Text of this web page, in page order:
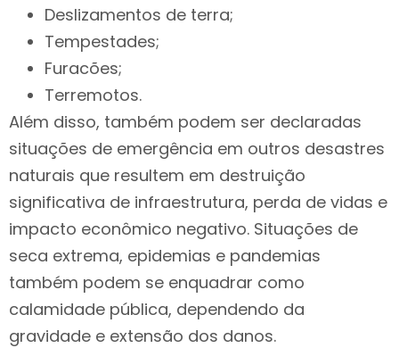
Deslizamentos de terra;
Tempestades;
Furacões;
Terremotos.
Além disso, também podem ser declaradas
situações de emergência em outros desastres
naturais que resultem em destruição
significativa de infraestrutura, perda de vidas e
impacto econômico negativo. Situações de
seca extrema, epidemias e pandemias
também podem se enquadrar como
calamidade pública, dependendo da
gravidade e extensão dos danos.